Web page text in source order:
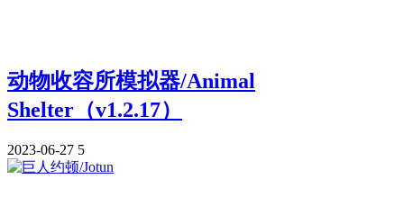
动物收容所模拟器/Animal
Shelter（v1.2.17）
2023-06-27 5